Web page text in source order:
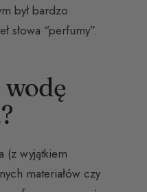
był bardzo
słowa “perfumy”.
(z wyjątkiem
materiałów czy